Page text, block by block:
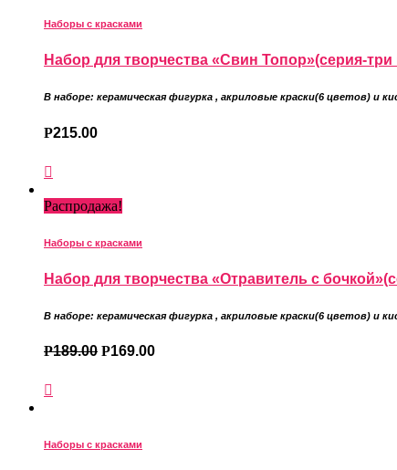
Наборы с красками
Набор для творчества «Свин Топор»(серия-три
В наборе: керамическая фигурка , акриловые краски(6 цветов) и
Р215.00
Распродажа!
Наборы с красками
Набор для творчества «Отравитель с
В наборе: керамическая фигурка , акриловые краски(6 цветов) и
Р189.00 Р169.00
Наборы с красками